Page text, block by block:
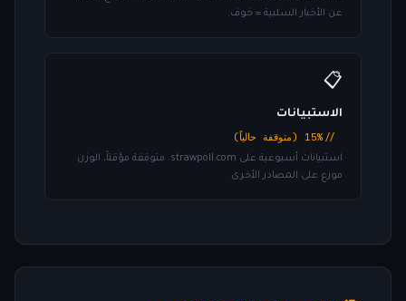
عن الأخبار السلبية = خوف.
📋
الاستبيانات
// 15% (متوقفة حالياً)
استبيانات أسبوعية على strawpoll.com. متوقفة مؤقتاً، الوزن
موزع على المصادر الأخرى.